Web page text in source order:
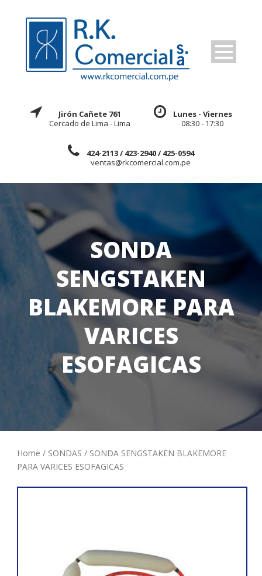
Jirón Cañete 761
Cercado de Lima - Lima
Lunes - Viernes
08:30 - 17:30
424-2113 / 423-2940 / 425-0594
ventas@rkcomercial.com.pe
SONDA
SENGSTAKEN
BLAKEMORE PARA
VARICES
ESOFAGICAS
Home / SONDAS / SONDA SENGSTAKEN BLAKEMORE
PARA VARICES ESOFAGICAS